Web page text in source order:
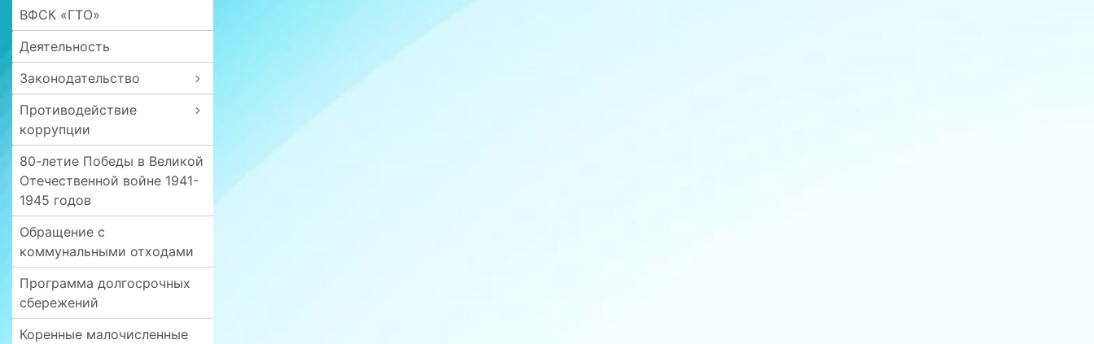
ВФСК «ГТО»
Деятельность
Законодательство
Противодействие
коррупции
80-летие Победы в Великой
Отечественной войне 1941-
1945 годов
Обращение с
коммунальными отходами
Программа долгосрочных
сбережений
Коренные малочисленные